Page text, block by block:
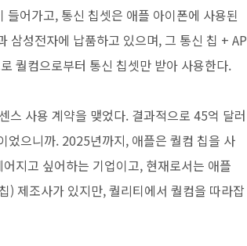
어가고, 통신 칩셋은 애플 아이폰에 사용된
성전자에 납품하고 있으며, 그 통신 칩 + AP
퀄컴으로부터 통신 칩셋만 받아 사용한다.
스 사용 계약을 맺었다. 결과적으로 45억 달러
었으니까. 2025년까지, 애플은 퀄컴 칩을 사
지고 싶어하는 기업이고, 현재로서는 애플
) 제조사가 있지만, 퀄리티에서 퀄컴을 따라잡